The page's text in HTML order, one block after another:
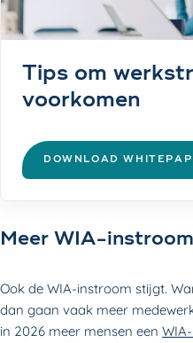
Tips om
voorkomen
DOWNLOAD
Meer WIA-
Ook de WIA-instroom stijgt.
dan gaan vaak meer
in 2026 meer mensen een